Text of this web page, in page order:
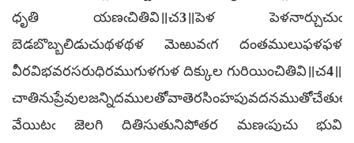
ధృతి యణఁచితివి॥చ3॥పెళ పెళనార్చుచుఁ
బెడబొబ్బలిడుచుథళథళ మెఱువఁగ దంతములుఫళఫళ
వీరవిభవరసరుధిరముగుళగుళ దిక్కుల గురియించితివి॥చ4॥
చాతినుప్రేవులజన్నిదములతోవాతెరసింహపువదనముతోచేతులు
వేయిటఁ జెలగి దితిసుతునిపోతర మణఁపుచు భువి